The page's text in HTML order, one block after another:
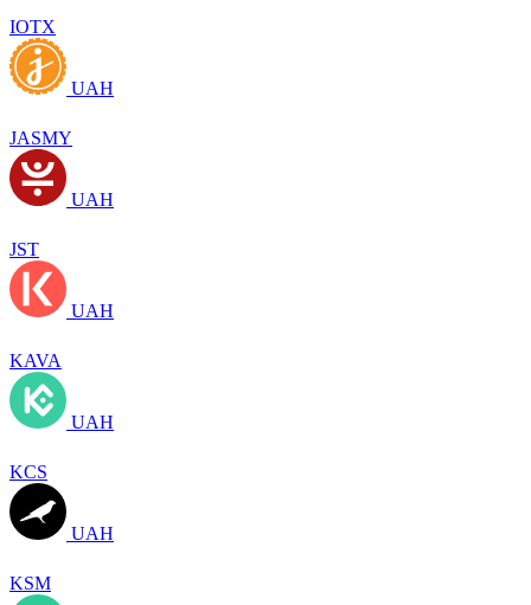
IOTX
UAH
JASMY
UAH
JST
UAH
KAVA
UAH
KCS
UAH
KSM